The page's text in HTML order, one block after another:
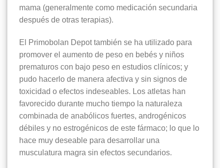
mama (generalmente como medicación secundaria
después de otras terapias).
El Primobolan Depot también se ha utilizado para
promover el aumento de peso en bebés y niños
prematuros con bajo peso en estudios clínicos; y
pudo hacerlo de manera afectiva y sin signos de
toxicidad o efectos indeseables. Los atletas han
favorecido durante mucho tiempo la naturaleza
combinada de anabólicos fuertes, androgénicos
débiles y no estrogénicos de este fármaco; lo que lo
hace muy deseable para desarrollar una
musculatura magra sin efectos secundarios.